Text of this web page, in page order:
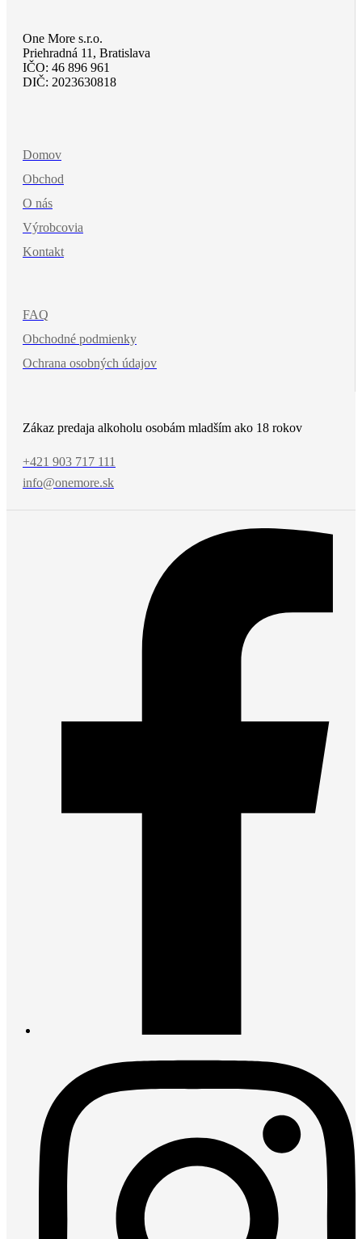
One More s.r.o.
Priehradná 11, Bratislava
IČO: 46 896 961
DIČ: 2023630818
Domov
Obchod
O nás
Výrobcovia
Kontakt
FAQ
Obchodné podmienky
Ochrana osobných údajov
Zákaz predaja alkoholu osobám mladším ako 18 rokov
+421 903 717 111
info@onemore.sk